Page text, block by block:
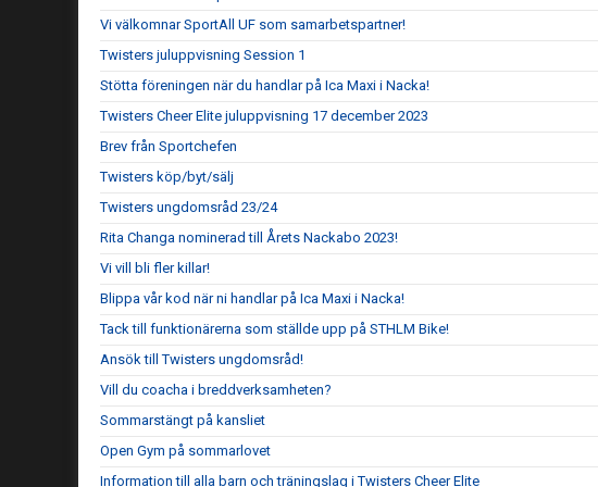
Vi välkomnar SportAll UF som samarbetspartner!
Twisters juluppvisning Session 1
Stötta föreningen när du handlar på Ica Maxi i Nacka!
Twisters Cheer Elite juluppvisning 17 december 2023
Brev från Sportchefen
Twisters köp/byt/sälj
Twisters ungdomsråd 23/24
Rita Changa nominerad till Årets Nackabo 2023!
Vi vill bli fler killar!
Blippa vår kod när ni handlar på Ica Maxi i Nacka!
Tack till funktionärerna som ställde upp på STHLM Bike!
Ansök till Twisters ungdomsråd!
Vill du coacha i breddverksamheten?
Sommarstängt på kansliet
Open Gym på sommarlovet
Information till alla barn och träningslag i Twisters Cheer Elite